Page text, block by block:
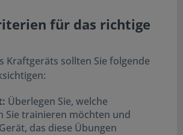
für das richtige
Kraftgeräts sollten Sie folgende
Überlegen Sie, welche
Sie trainieren möchten und
das diese Übungen